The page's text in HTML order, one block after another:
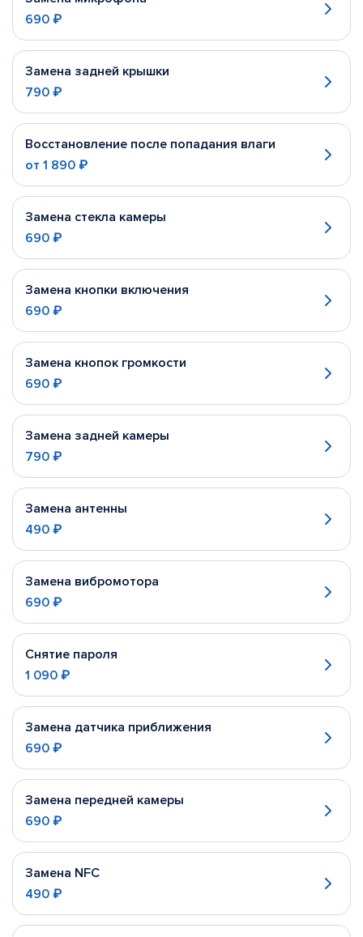
690 ₽
Замена задней крышки
790 ₽
Восстановление после попадания влаги
от 1 890 ₽
Замена стекла камеры
690 ₽
Замена кнопки включения
690 ₽
Замена кнопок громкости
690 ₽
Замена задней камеры
790 ₽
Замена антенны
490 ₽
Замена вибромотора
690 ₽
Снятие пароля
1 090 ₽
Замена датчика приближения
690 ₽
Замена передней камеры
690 ₽
Замена NFC
490 ₽